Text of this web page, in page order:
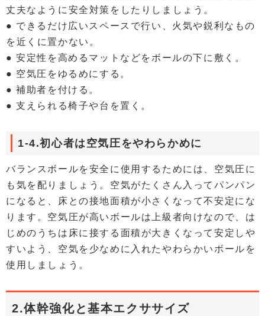
丈夫なように安全対策をしたりしましょう。
● できるだけ広いスペースで行い、火気や鋭利なもの
を近くに置かない。
● 安定性を高めるマットなどをボールの下に敷く。
● 空気圧をゆるめにする。
● 補助者を付ける。
● 支えられる椅子や台を置く。
1-4.初心者は空気圧をやわらかめに
バランスボールを安全に使用するためには、空気圧に
も気を配りましょう。空気がたくさん入ってパンパン
になると、床との接地面積が小さくなって不安定にな
ります。空気圧が高いボールは上級者向けなので、は
じめのうちは床に接する面積が大きくなって安定しや
すいよう、空気を少なめに入れたやわらかいボールを
使用しましょう。
2.体幹強化と基本エクササイズ